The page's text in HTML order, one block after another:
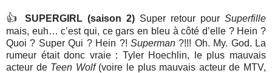
👍 SUPERGIRL (saison 2) Super retour pour Superfille
mais, euh… c’est qui, ce gars en bleu à côté d’elle ? Hein ?
Quoi ? Super Qui ? Hein ?! Superman?!!! Oh. My. God. La
rumeur était donc vraie : Tyler Hoechlin, le plus mauvais
acteur de Teen Wolf(voire le plus mauvais acteur de MTV,